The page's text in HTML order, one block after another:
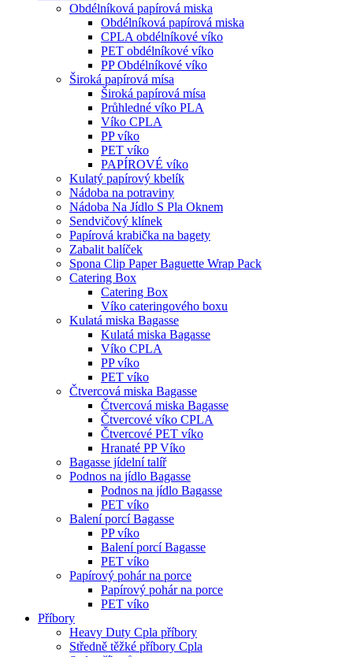
Obdélníková papírová miska
Obdélníková papírová miska
CPLA obdélníkové víko
PET obdélníkové víko
PP Obdélníkové víko
Široká papírová mísa
Široká papírová mísa
Průhledné víko PLA
Víko CPLA
PP víko
PET víko
PAPÍROVÉ víko
Kulatý papírový kbelík
Nádoba na potraviny
Nádoba Na Jídlo S Pla Oknem
Sendvičový klínek
Papírová krabička na bagety
Zabalit balíček
Spona Clip Paper Baguette Wrap Pack
Catering Box
Catering Box
Víko cateringového boxu
Kulatá miska Bagasse
Kulatá miska Bagasse
Víko CPLA
PP víko
PET víko
Čtvercová miska Bagasse
Čtvercová miska Bagasse
Čtvercové víko CPLA
Čtvercové PET víko
Hranaté PP Víko
Bagasse jídelní talíř
Podnos na jídlo Bagasse
Podnos na jídlo Bagasse
PET víko
Balení porcí Bagasse
PP víko
Balení porcí Bagasse
PET víko
Papírový pohár na porce
Papírový pohár na porce
PET víko
Příbory
Heavy Duty Cpla příbory
Středně těžké příbory Cpla